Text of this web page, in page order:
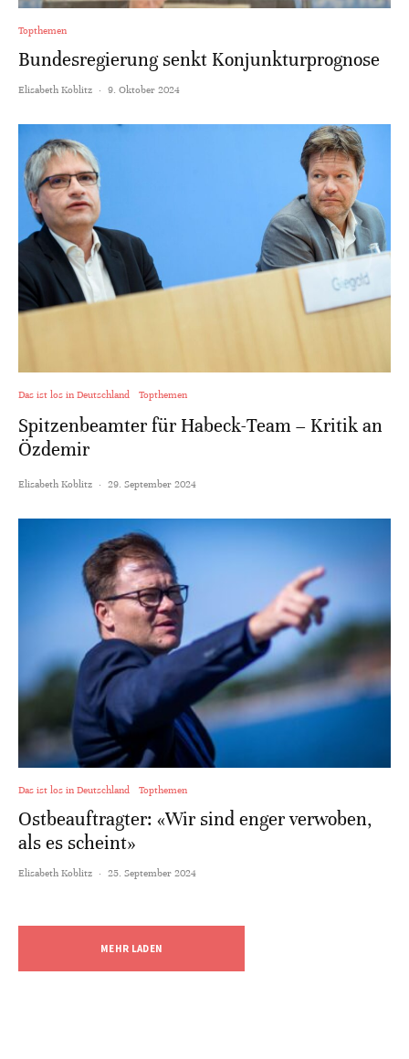
Topthemen
Bundesregierung senkt Konjunkturprognose
Elisabeth Koblitz · 9. Oktober 2024
Das ist los in Deutschland Topthemen
Spitzenbeamter für Habeck-Team – Kritik an
Özdemir
Elisabeth Koblitz · 29. September 2024
Das ist los in Deutschland Topthemen
Ostbeauftragter: «Wir sind enger verwoben,
als es scheint»
Elisabeth Koblitz · 25. September 2024
MEHR LADEN